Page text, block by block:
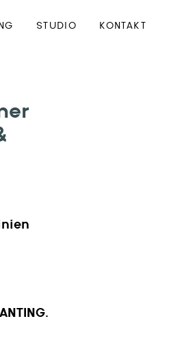
STUDIO KONTAKT